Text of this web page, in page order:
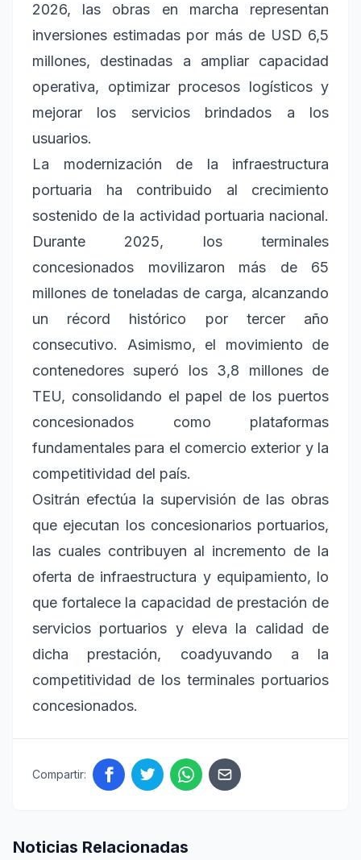
2026, las obras en marcha representan
inversiones estimadas por más de USD 6,5
millones, destinadas a ampliar capacidad
operativa, optimizar procesos logísticos y
mejorar los servicios brindados a los
usuarios.
La modernización de la infraestructura
portuaria ha contribuido al crecimiento
sostenido de la actividad portuaria nacional.
Durante 2025, los terminales
concesionados movilizaron más de 65
millones de toneladas de carga, alcanzando
un récord histórico por tercer año
consecutivo. Asimismo, el movimiento de
contenedores superó los 3,8 millones de
TEU, consolidando el papel de los puertos
concesionados como plataformas
fundamentales para el comercio exterior y la
competitividad del país.
Ositrán efectúa la supervisión de las obras
que ejecutan los concesionarios portuarios,
las cuales contribuyen al incremento de la
oferta de infraestructura y equipamiento, lo
que fortalece la capacidad de prestación de
servicios portuarios y eleva la calidad de
dicha prestación, coadyuvando a la
competitividad de los terminales portuarios
concesionados.
Compartir:
Noticias Relacionadas